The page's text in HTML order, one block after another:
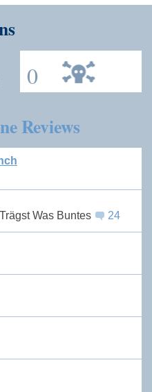
0
Reviews
Was Buntes
24